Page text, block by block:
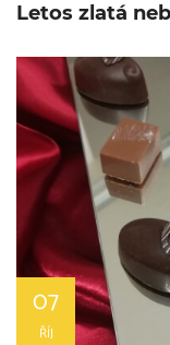
Letos zlatá
07
ŘÍJ